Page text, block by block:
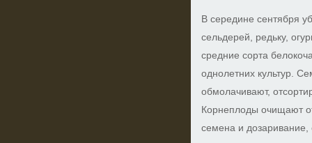
В середине сентября
сельдерей, редьку,
средние сорта
однолетних культур.
обмолачивают,
Корнеплоды очищают
семена и